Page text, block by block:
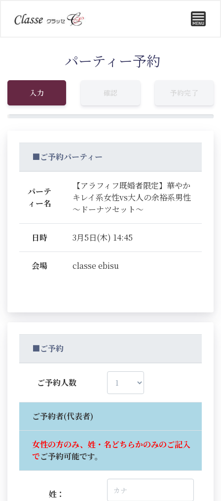
パーティー予約
入力 確認 予約完了
■ご予約パーティー
パーテ
ィー名
【アラフィフ既婚者限定】華やか
キレイ系女性vs大人の余裕系男性
～ドーナツセット～
日時 3月5日(木) 14:45
会場 classe ebisu
■ご予約
ご予約人数
ご予約者(代表者)
女性の方のみ、姓・名どちらかのみのご記入
でご予約可能です。
姓：